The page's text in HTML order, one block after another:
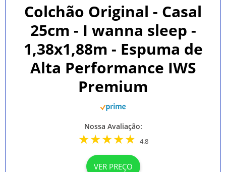
Colchão Original - Casal
25cm - I wanna sleep -
1,38x1,88m - Espuma de
Alta Performance IWS
Premium
Nossa Avaliação:
4.8
VER PREÇO